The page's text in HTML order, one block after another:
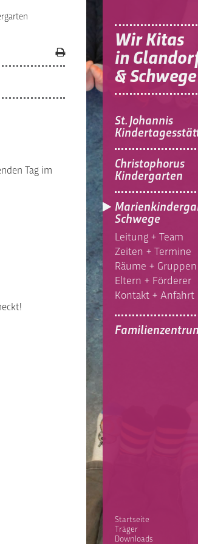
Wir Kitas
in
& Schwege
St. Johannis
Christophorus
Kindergarten
Schwege
Leitung + Team
Zeiten + Termine
Räume + Gruppen
Eltern + Förderer
Kontakt + Anfahrt
Startseite
Träger
Downloads
Tag im